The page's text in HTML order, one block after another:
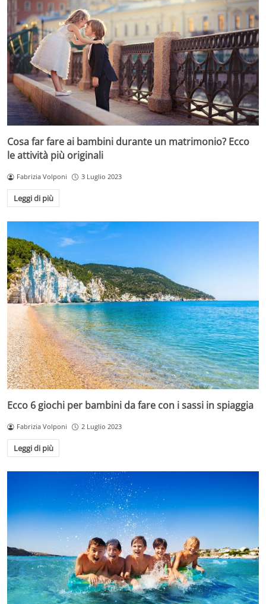
Cosa far fare ai bambini durante un matrimonio? Ecco
le attività più originali
Fabrizia Volponi 3 Luglio 2023
Leggi di più
Ecco 6 giochi per bambini da fare con i sassi in spiaggia
Fabrizia Volponi 2 Luglio 2023
Leggi di più